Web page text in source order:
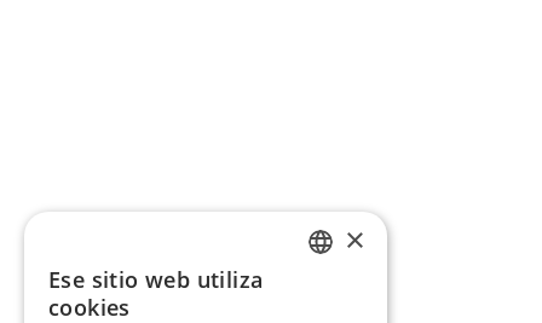
×
Ese sitio web utiliza
cookies